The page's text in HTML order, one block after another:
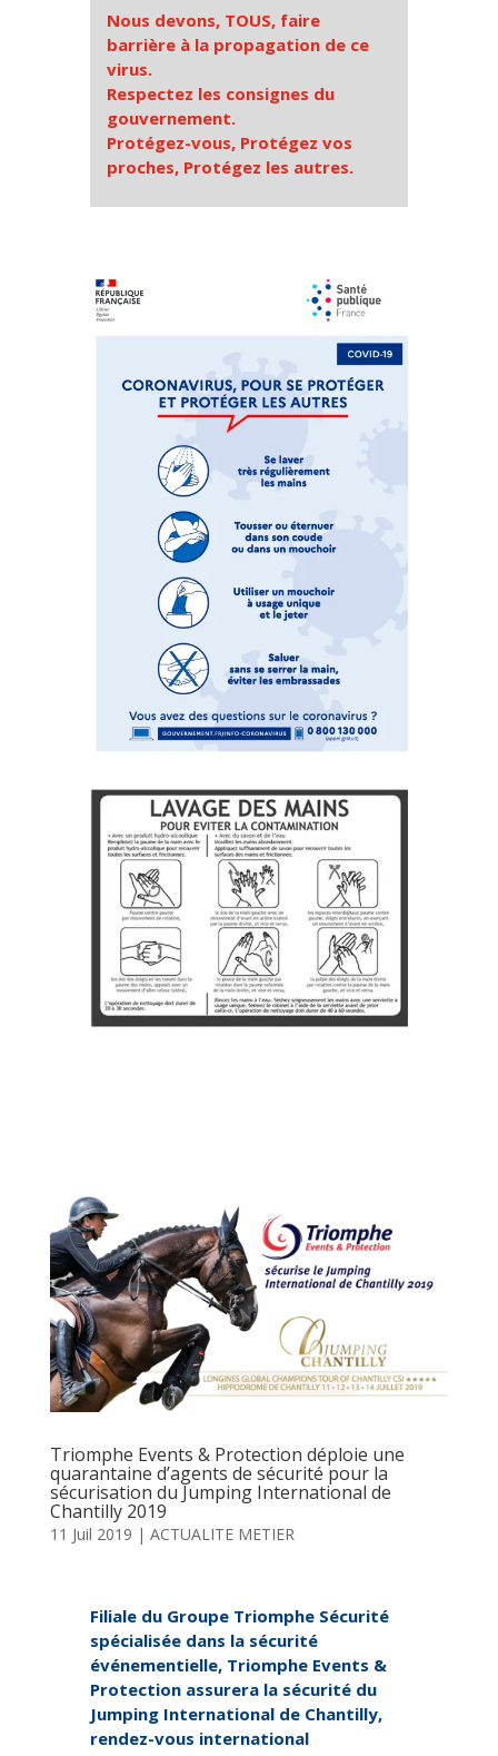
Nous devons, TOUS, faire
barrière à la propagation de ce
virus.
Respectez les consignes du
gouvernement.
Protégez-vous, Protégez vos
proches, Protégez les autres.
Triomphe Events & Protection déploie une
quarantaine d’agents de sécurité pour la
sécurisation du Jumping International de
Chantilly 2019
11 Juil 2019 | ACTUALITE METIER
Filiale du Groupe Triomphe Sécurité
spécialisée dans la sécurité
événementielle, Triomphe Events &
Protection assurera la sécurité du
Jumping International de Chantilly,
rendez-vous international